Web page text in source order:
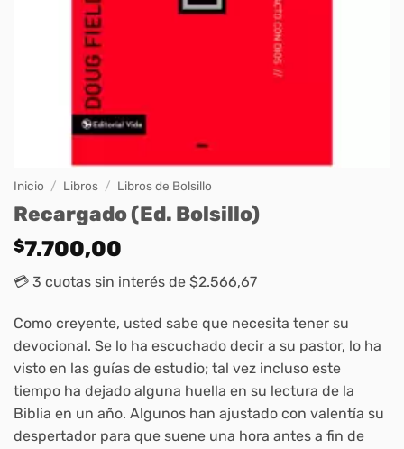
Inicio / Libros / Libros de Bolsillo
Recargado (Ed. Bolsillo)
$7.700,00
💳 3 cuotas sin interés de $2.566,67
Como creyente, usted sabe que necesita tener su
devocional. Se lo ha escuchado decir a su pastor, lo ha
visto en las guías de estudio; tal vez incluso este
tiempo ha dejado alguna huella en su lectura de la
Biblia en un año. Algunos han ajustado con valentía su
despertador para que suene una hora antes a fin de